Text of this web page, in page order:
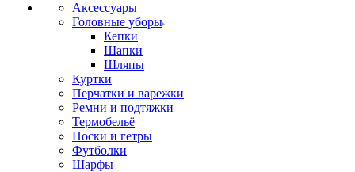
Аксессуары
Головные уборы
Кепки
Шапки
Шляпы
Куртки
Перчатки и варежки
Ремни и подтяжки
Термобельё
Носки и гетры
Футболки
Шарфы